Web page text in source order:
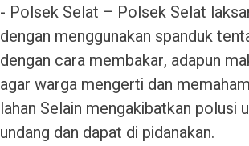
‎- Polsek Selat – Polsek Selat
dengan menggunakan spanduk
dengan cara membakar, adapun
agar warga mengerti dan
lahan Selain mengakibatkan polusi
undang dan dapat di pidanakan.